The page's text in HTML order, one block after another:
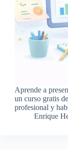
Aprende a
un curso gratis
profesional y
Enrique